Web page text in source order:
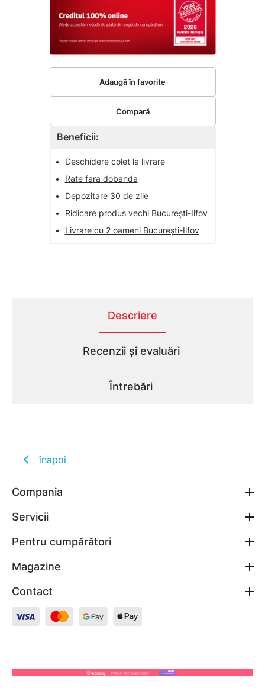
Beneficii:
•
Deschidere colet la livrare
•
Rate fara dobanda
•
Depozitare 30 de zile
•
Ridicare produs vechi București-Ilfov
•
Livrare cu 2 oameni București-Ilfov
Adaugă în favorite
Compară
Descriere
Recenzii și evaluări
Întrebări
înapoi
Compania
Servicii
Pentru cumpărători
Magazine
Contact